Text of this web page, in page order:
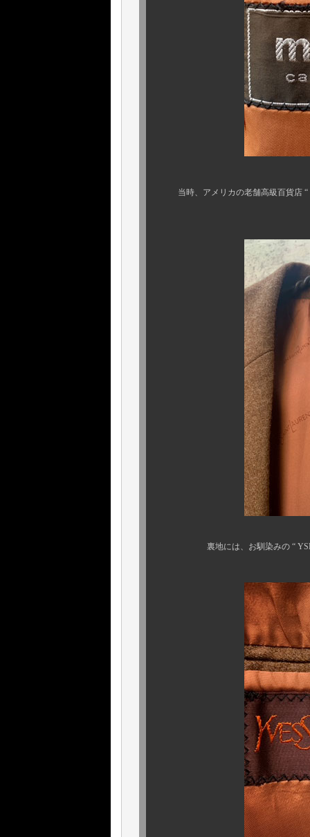
当時、アメリカの老舗高級百貨店 “
裏地には、お馴染みの “ YSL ” の